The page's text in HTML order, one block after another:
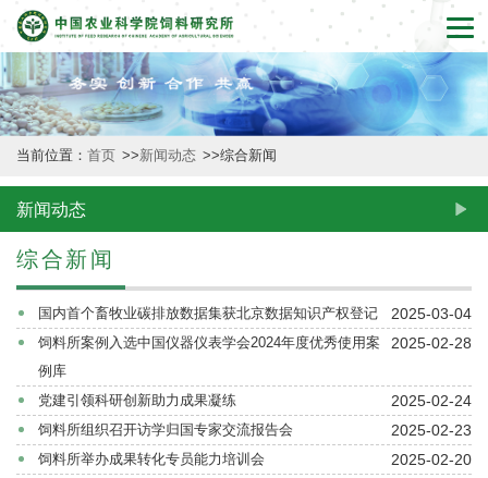
首
页
本
所
概
况
新
创
当前位置： 首页 >>新闻动态 >>综合新闻
新闻动态
综合新闻
2025-03-04
国内首个畜牧业碳排放数据集获北京数据知识产权登记
2025-02-28
饲料所案例入选中国仪器仪表学会2024年度优秀使用案
例库
2025-02-24
党建引领科研创新助力成果凝练
2025-02-23
饲料所组织召开访学归国专家交流报告会
2025-02-20
饲料所举办成果转化专员能力培训会